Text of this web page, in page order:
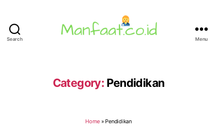
Search Menu
Category: Pendidikan
Home » Pendidikan